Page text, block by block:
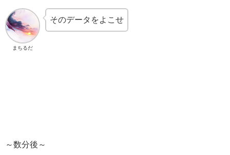
まちるだ
そのデータをよこせ
～数分後～